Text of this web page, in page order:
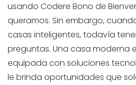
usando Codere Bono de
queramos. Sin embargo,
casas inteligentes, todavía
preguntas. Una casa moderna
equipada con soluciones
le brinda oportunidades que